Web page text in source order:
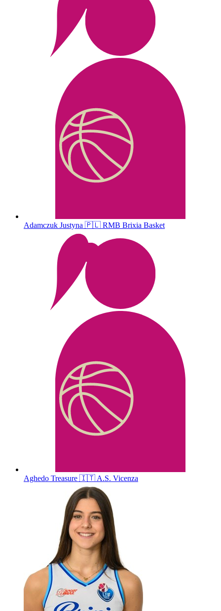
Adamczuk Justyna 🇵🇱 RMB Brixia Basket
Aghedo Treasure 🇮🇹A.S. Vicenza